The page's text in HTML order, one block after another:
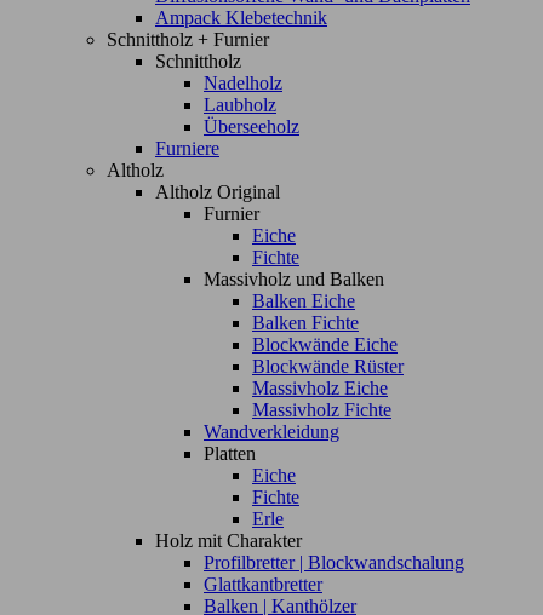
Ampack Klebetechnik
Schnittholz + Furnier
Schnittholz
Nadelholz
Laubholz
Überseeholz
Furniere
Altholz
Altholz Original
Furnier
Eiche
Fichte
Massivholz und Balken
Balken Eiche
Balken Fichte
Blockwände Eiche
Blockwände Rüster
Massivholz Eiche
Massivholz Fichte
Wandverkleidung
Platten
Eiche
Fichte
Erle
Holz mit Charakter
Profilbretter | Blockwandschalung
Glattkantbretter
Balken | Kanthölzer